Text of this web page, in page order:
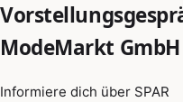
ModeMarkt
Informiere dich über SPAR